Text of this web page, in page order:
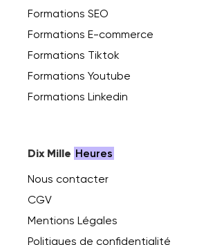
Formations SEO
Formations E-commerce
Formations Tiktok
Formations Youtube
Formations Linkedin
Dix Mille Heures
Nous contacter
CGV
Mentions Légales
Politiques de confidentialité